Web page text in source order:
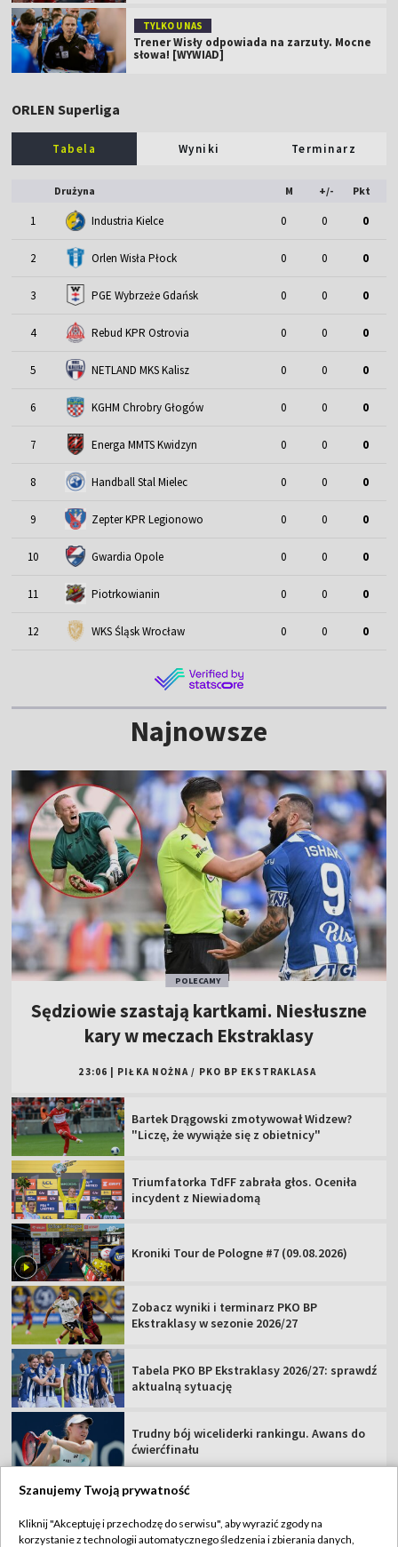
TYLKO U NAS
Trener Wisły odpowiada na zarzuty. Mocne
słowa! [WYWIAD]
ORLEN Superliga
Tabela Wyniki Terminarz
Drużyna M +/- Pkt
1 Industria Kielce 0 0 0
2 Orlen Wisła Płock 0 0 0
3 PGE Wybrzeże Gdańsk 0 0 0
4 Rebud KPR Ostrovia 0 0 0
5 NETLAND MKS Kalisz 0 0 0
6 KGHM Chrobry Głogów 0 0 0
7 Energa MMTS Kwidzyn 0 0 0
8 Handball Stal Mielec 0 0 0
9 Zepter KPR Legionowo 0 0 0
10 Gwardia Opole 0 0 0
11 Piotrkowianin 0 0 0
12 WKS Śląsk Wrocław 0 0 0
Najnowsze
POLECAMY
Sędziowie szastają kartkami. Niesłuszne
kary w meczach Ekstraklasy
23:06 PIŁKA NOŻNA / PKO BP EKSTRAKLASA
Bartek Drągowski zmotywował Widzew?
"Liczę, że wywiąże się z obietnicy"
Triumfatorka TdFF zabrała głos. Oceniła
incydent z Niewiadomą
Kroniki Tour de Pologne #7 (09.08.2026)
Zobacz wyniki i terminarz PKO BP
Ekstraklasy w sezonie 2026/27
Tabela PKO BP Ekstraklasy 2026/27: sprawdź
aktualną sytuację
Trudny bój wiceliderki rankingu. Awans do
ćwierćfinału
Szanujemy Twoją prywatność
Kliknij "Akceptuję i przechodzę do serwisu", aby wyrazić zgody na
korzystanie z technologii automatycznego śledzenia i zbierania danych,